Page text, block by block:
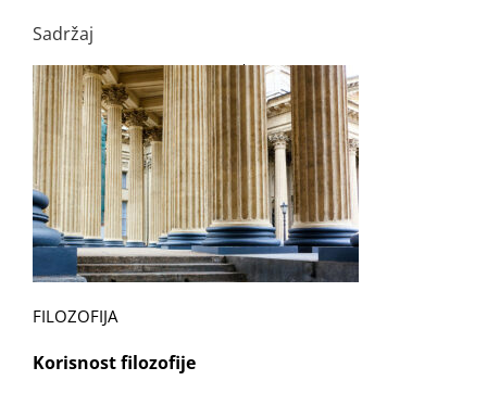
Sadržaj
FILOZOFIJA
Korisnost filozofije